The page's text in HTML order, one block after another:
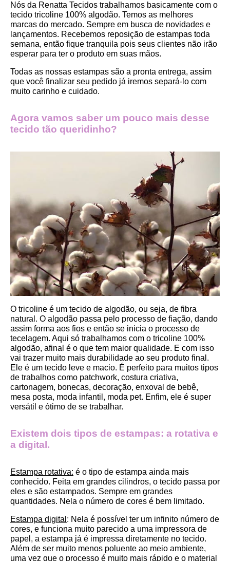
Nós da Renatta Tecidos trabalhamos basicamente com o
tecido tricoline 100% algodão. Temos as melhores
marcas do mercado. Sempre em busca de novidades e
lançamentos. Recebemos reposição de estampas toda
semana, então fique tranquila pois seus clientes não irão
esperar para ter o produto em suas mãos.
Todas as nossas estampas são a pronta entrega, assim
que você finalizar seu pedido já iremos separá-lo com
muito carinho e cuidado.
Agora vamos saber um pouco mais desse
tecido tão queridinho?
O tricoline é um tecido de algodão, ou seja, de fibra
natural. O algodão passa pelo processo de fiação, dando
assim forma aos fios e então se inicia o processo de
tecelagem. Aqui só trabalhamos com o tricoline 100%
algodão, afinal é o que tem maior qualidade. E com isso
vai trazer muito mais durabilidade ao seu produto final.
Ele é um tecido leve e macio. É perfeito para muitos tipos
de trabalhos como patchwork, costura criativa,
cartonagem, bonecas, decoração, enxoval de bebê,
mesa posta, moda infantil, moda pet. Enfim, ele é super
versátil e ótimo de se trabalhar.
Existem dois tipos de estampas: a rotativa e
a digital.
Estampa rotativa: é o tipo de estampa ainda mais
conhecido. Feita em grandes cilindros, o tecido passa por
eles e são estampados. Sempre em grandes
quantidades. Nela o número de cores é bem limitado.
Estampa digital : Nela é possível ter um infinito número de
cores, e funciona muito parecido a uma impressora de
papel, a estampa já é impressa diretamente no tecido.
Além de ser muito menos poluente ao meio ambiente,
uma vez que o processo é muito mais rápido e o material